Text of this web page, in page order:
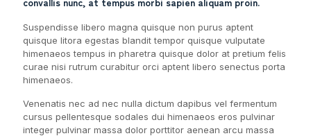
Suspendisse libero magna quisque non purus aptent
quisque litora egestas blandit tempor quisque vulputate
himenaeos tempus in pharetra quisque dolor at pretium felis
curae nisi rutrum curabitur orci aptent libero senectus porta
himenaeos.
Venenatis nec ad nec nulla dictum dapibus vel fermentum
cursus pellentesque sodales dui himenaeos eros pulvinar
integer pulvinar massa dolor porttitor aenean arcu massa